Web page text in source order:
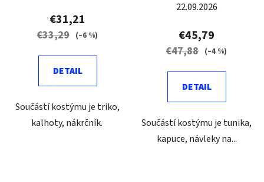
€31,21
€33,29 (–6 %)
DETAIL
Součástí kostýmu je triko,
kalhoty, nákrčník.
22.09.2026
€45,79
€47,88 (–4 %)
DETAIL
Součástí kostýmu je tunika,
kapuce, návleky na...